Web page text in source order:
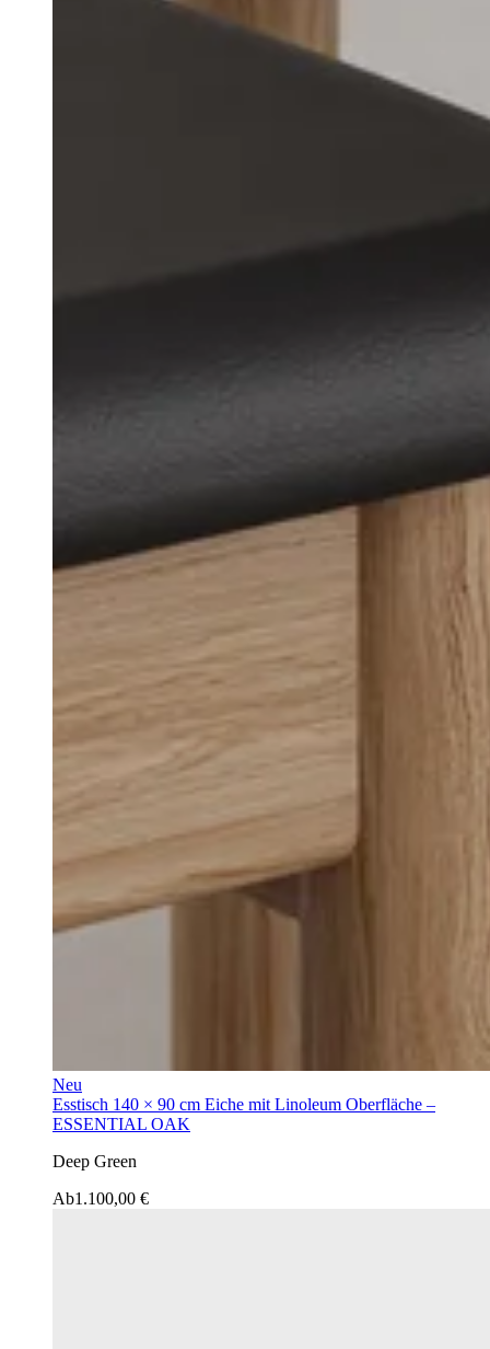
Neu
Esstisch 140 × 90 cm Eiche mit Linoleum Oberfläche –
ESSENTIAL OAK
Deep Green
Ab1.100,00 €